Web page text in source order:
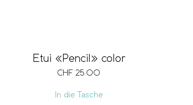
Etui «Pencil» color
CHF 25.00
In die Tasche